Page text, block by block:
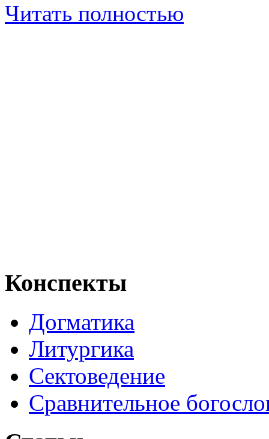
Читать полностью
Конспекты
Догматика
Литургика
Сектоведение
Сравнительное